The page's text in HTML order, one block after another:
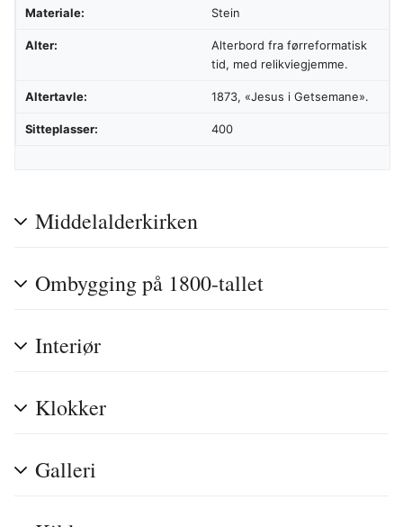
Materiale: Stein
Alter:
Alterbord fra førreformatisk
tid, med relikviegjemme.
Altertavle: 1873, «Jesus i Getsemane».
Sitteplasser: 400
Middelalderkirken
Ombygging på 1800-tallet
Interiør
Klokker
Galleri